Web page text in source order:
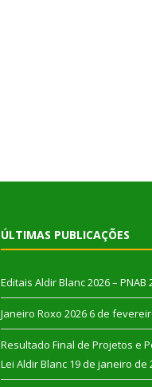
ÚLTIMAS PUBLICAÇÕES
Editais Aldir Blanc 2026 – PNAB
Janeiro Roxo 2026 6 de
Resultado Final de Projetos e
Lei Aldir Blanc 19 de janeiro de